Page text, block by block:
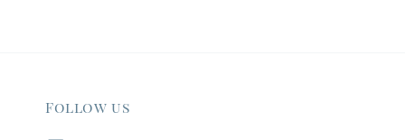
Follow us